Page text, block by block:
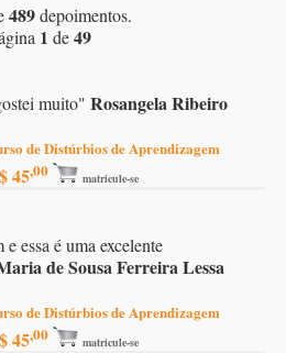
489depoimentos.
1 de49
muito" Rosangela Ribeiro
de Distúrbios de Aprendizagem
45,00 matricule-se
essa é uma excelente
de Sousa Ferreira Lessa
de Distúrbios de Aprendizagem
45,00 matricule-se